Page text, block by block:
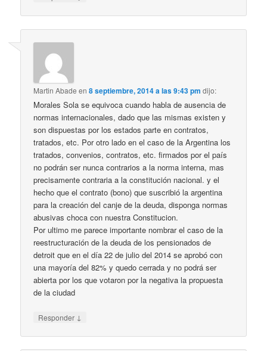
Martin Abade en8 septiembre, 2014 a las 9:43 pm dijo:
Morales Sola se equivoca cuando habla de ausencia de
normas internacionales, dado que las mismas existen y
son dispuestas por los estados parte en contratos,
tratados, etc. Por otro lado en el caso de la Argentina los
tratados, convenios, contratos, etc. firmados por el país
no podrán ser nunca contrarios a la norma interna, mas
precisamente contraria a la constitución nacional. y el
hecho que el contrato (bono) que suscribió la argentina
para la creación del canje de la deuda, disponga normas
abusivas choca con nuestra Constitucion.
Por ultimo me parece importante nombrar el caso de la
reestructuración de la deuda de los pensionados de
detroit que en el día 22 de julio del 2014 se aprobó con
una mayoría del 82% y quedo cerrada y no podrá ser
abierta por los que votaron por la negativa la propuesta
de la ciudad
Responder ↓